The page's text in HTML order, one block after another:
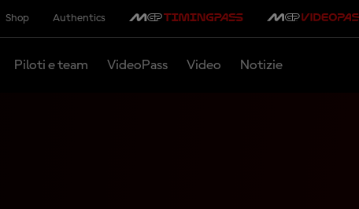
Shop Authentics
Piloti e team VideoPass Video Notizie